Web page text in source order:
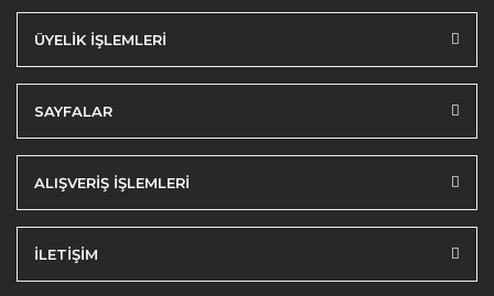
ÜYELİK İŞLEMLERİ
SAYFALAR
ALIŞVERİŞ İŞLEMLERİ
İLETİŞİM